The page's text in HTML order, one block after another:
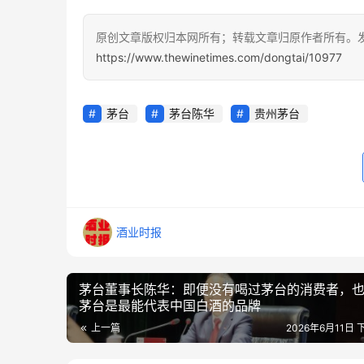
原创文章版权归本网所有；转载文章归原作者所有
https://www.thewinetimes.com/dongtai/10977
茅台 茅台陈华 贵州茅台
酒业时报
茅台董事长陈华：即便没有喝过茅台的消费者，
茅台是最能代表中国白酒的品牌
上一篇 2026年6月11日